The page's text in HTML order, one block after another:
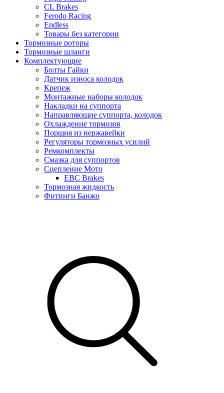
CL Brakes
Ferodo Racing
Endless
Товары без категории
Тормозные роторы
Тормозные шланги
Комплектующие
Болты Гайки
Датчик износа колодок
Крепеж
Монтажные наборы колодок
Накладки на суппорта
Направляющие суппорта, колодок
Охлаждение тормозов
Поршня из нержавейки
Регуляторы тормозных усилий
Ремкомплекты
Смазка для суппортов
Сцепление Мото
EBC Brakes
Тормозная жидкость
Фитинги Банжо